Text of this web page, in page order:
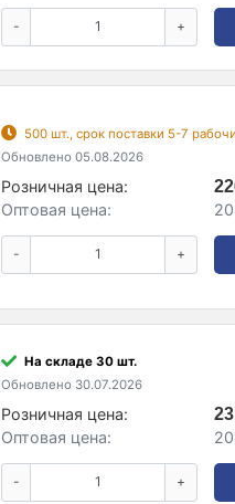
- +
500 шт., срок поставки 5-7
Обновлено 05.08.2026
Розничная цена:
Оптовая цена:
- +
На складе 30 шт.
Обновлено 30.07.2026
Розничная цена:
Оптовая цена:
- +